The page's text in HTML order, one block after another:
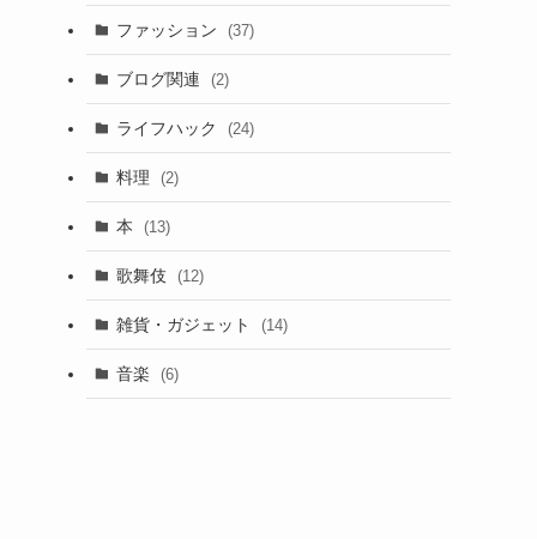
ファッション (37)
ブログ関連 (2)
ライフハック (24)
料理 (2)
本 (13)
歌舞伎 (12)
雑貨・ガジェット (14)
音楽 (6)